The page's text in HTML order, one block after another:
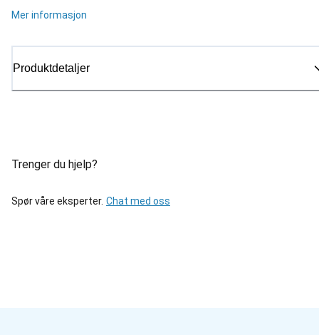
Mer informasjon
Produktdetaljer
Trenger du hjelp?
Spør våre eksperter. Chat med oss